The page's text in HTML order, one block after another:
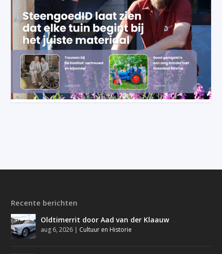
Recente berichten
Oldtimerrit door Aad van der Klaauw
aug 6, 2026 | Cultuur en Historie